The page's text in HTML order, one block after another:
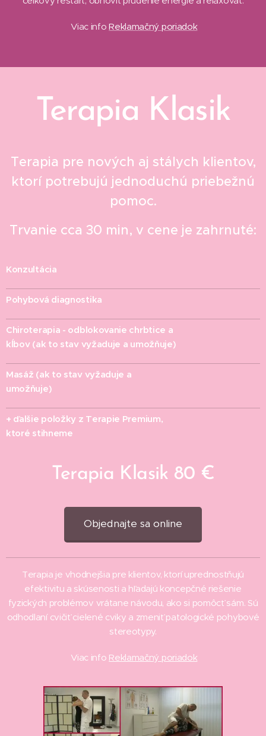
Viac infoReklamačný poriadok
Terapia Klasik
Terapia pre nových aj stálych klientov,
ktorí potrebujú jednoduchú priebežnú
pomoc.
Trvanie cca 30 min, v cene je zahrnuté:
Konzultácia
Pohybová diagnostika
Chiroterapia - odblokovanie chrbtice a
kĺbov (ak to stav vyžaduje a umožňuje)
Masáž (ak to stav vyžaduje a
umožňuje)
+ ďalšie položky z Terapie Premium,
ktoré stihneme
Terapia Klasik 80 €
Objednajte sa online
Terapia je vhodnejšia pre klientov, ktorí uprednostňujú
efektivitu a skúsenosti a hľadajú koncepčné riešenie
fyzických problémov vrátane návodu, ako si pomôcť sám. Sú
odhodlaní cvičiť cielené cviky a zmeniť patologické pohybové
stereotypy.
Viac info Reklamačný poriadok